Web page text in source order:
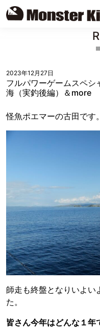
2023年12月27日
フルパワーゲームスペ
海（実釣後編）＆more
怪魚ポエマーの古田です。
師走も終盤となりいよい
た。
皆さん今年はどんな１年